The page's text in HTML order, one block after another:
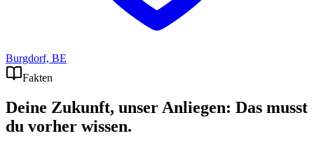
Burgdorf, BE
Fakten
Deine Zukunft, unser Anliegen: Das musst
du vorher wissen.